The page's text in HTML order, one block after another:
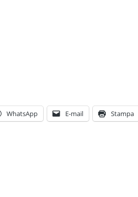
WhatsApp E-mail Stampa